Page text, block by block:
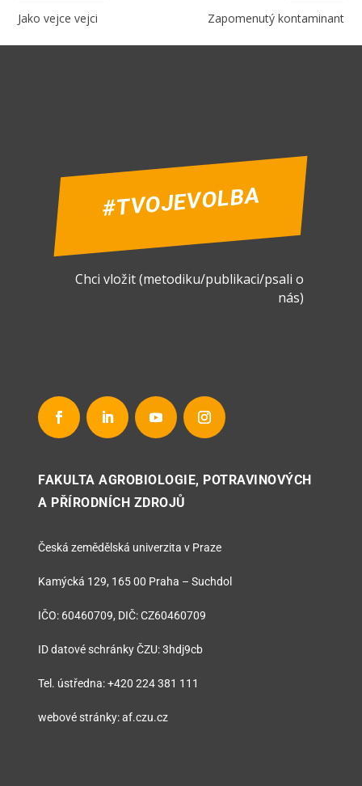
Jako vejce vejci Zapomenutý kontaminant
#TVOJEVOLBA
Chci vložit (metodiku/publikaci/psali o
nás)
FAKULTA AGROBIOLOGIE, POTRAVINOVÝCH
A PŘÍRODNÍCH ZDROJŮ
Česká zemědělská univerzita v Praze
Kamýcká 129, 165 00 Praha – Suchdol
IČO: 60460709, DIČ: CZ60460709
ID datové schránky ČZU: 3hdj9cb
Tel. ústředna: +420 224 381 111
webové stránky: af.czu.cz